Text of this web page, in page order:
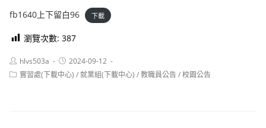
fb1640上下留白96 下載
瀏覽次數: 387
Post
author:
hlvs503a
Post
published:
2024-09-12
Post實習處(下載中心) /就業組(下載中心) /教職員公告/校園公告